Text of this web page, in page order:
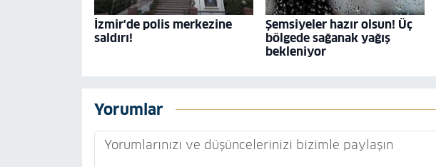
İzmir'de polis merkezine
saldırı!
Şemsiyeler hazır olsun! Üç
bölgede sağanak yağış
bekleniyor
Yorumlar